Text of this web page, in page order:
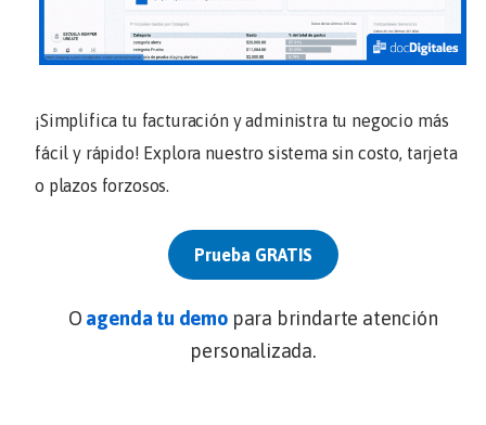
¡Simplifica tu facturación y administra tu negocio más
fácil y rápido! Explora nuestro sistema sin costo, tarjeta
o plazos forzosos.
Prueba GRATIS
O agenda tu demopara brindarte atención
personalizada.